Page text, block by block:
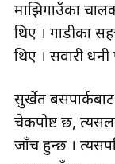
माझिगाउँका
थिए । गाडीका
थिए । सवारी
सुर्खेत
चेकपोष्ट छ,
जाँच हुन्छ ।